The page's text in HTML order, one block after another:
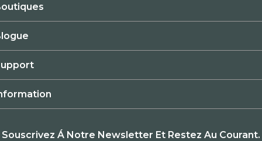
Souscrivez Á Notre Newsletter Et Restez Au Courant.